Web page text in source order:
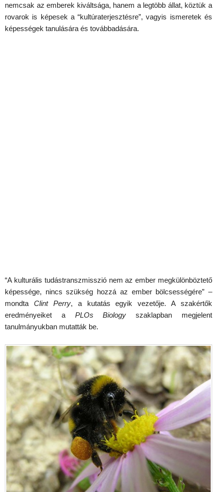
nemcsak az emberek kiváltsága, hanem a legtöbb állat, köztük a
rovarok is képesek a “kultúraterjesztésre”, vagyis ismeretek és
képességek tanulására és továbbadására.
“A kulturális tudástranszmisszió nem az ember megkülönböztető
képessége, nincs szükség hozzá az ember bölcsességére” –
mondta Clint Perry, a kutatás egyik vezetője. A szakértők
eredményeiket a PLOs Biology szaklapban megjelent
tanulmányukban mutatták be.